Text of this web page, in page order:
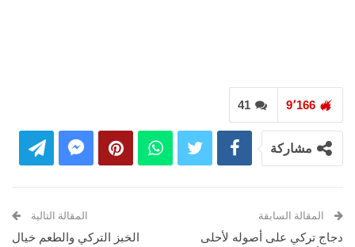
41 9٬166
مشاركة
المقالة السابقة
دجاج تركي على أصوله لأحلى
المقالة التالية
الخبز التركي والطعم خيال